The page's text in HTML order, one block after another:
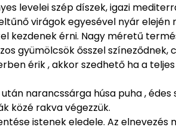
levelei szép díszek, igazi
virágok egyesével nyár elején
kezdenek érni. Nagy méretű
gyümölcsök ősszel
érik , akkor szedhető ha a
narancssárga húsa puha ,
közé rakva végezzük.
istenek eledele. Az